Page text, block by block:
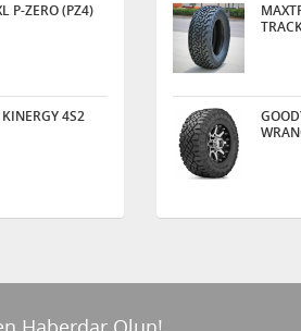
P-ZERO (PZ4)
4S2